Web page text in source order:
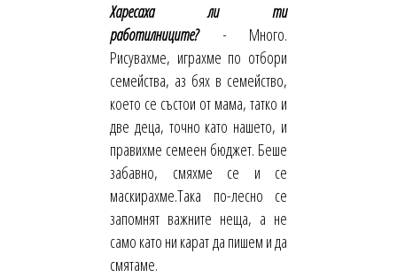
Харесаха ли ти
работилниците?- Много.
Рисувахме, играхме по отбори
семейства, аз бях в семейство,
което се състои от мама, татко и
две деца, точно като нашето, и
правихме семеен бюджет. Беше
забавно, смяхме се и се
маскирахме.Така по-лесно се
запомнят важните неща, а не
само като ни карат да пишем и да
смятаме.